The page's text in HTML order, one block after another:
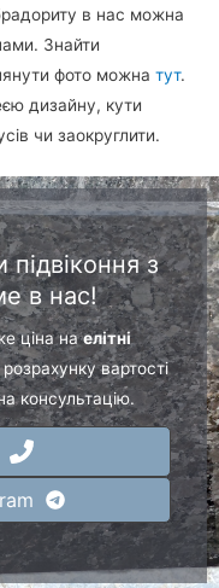
в нас можна
Знайти
фото можна тут.
дизайну, кути
чи заокруглити.
з
в нас!
ціна наелітні
вартості
консультацію.